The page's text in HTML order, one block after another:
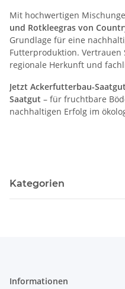
Mit hochwertigen
und Rotkleegras von
Grundlage für eine
Futterproduktion.
regionale Herkunft und
Jetzt Ackerfutterbau-
Saatgut – für fruchtbare
nachhaltigen Erfolg im
Kategorien
Informationen